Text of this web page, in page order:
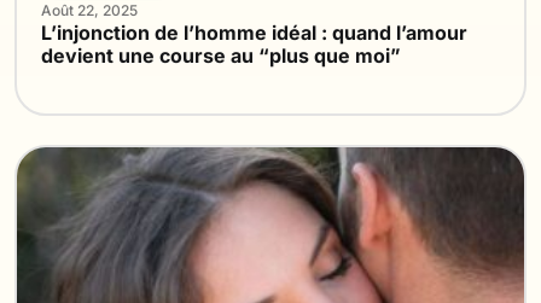
Août 22, 2025
L’injonction de l’homme idéal : quand l’amour
devient une course au “plus que moi”